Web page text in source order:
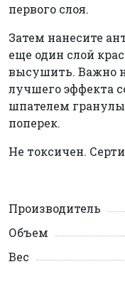
первого слоя.
Затем нанесите
еще один слой
высушить. Важно
лучшего эффекта
шпателем
поперек.
Не токсичен.
Производитель
Объем
Вес